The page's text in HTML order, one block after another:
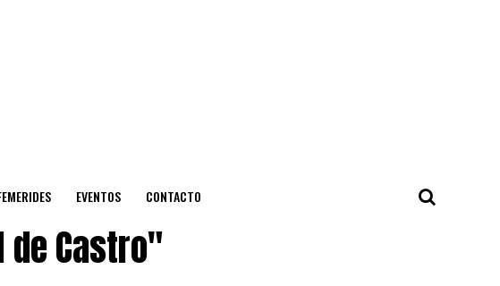
EVENTOS CONTACTO
Castro"